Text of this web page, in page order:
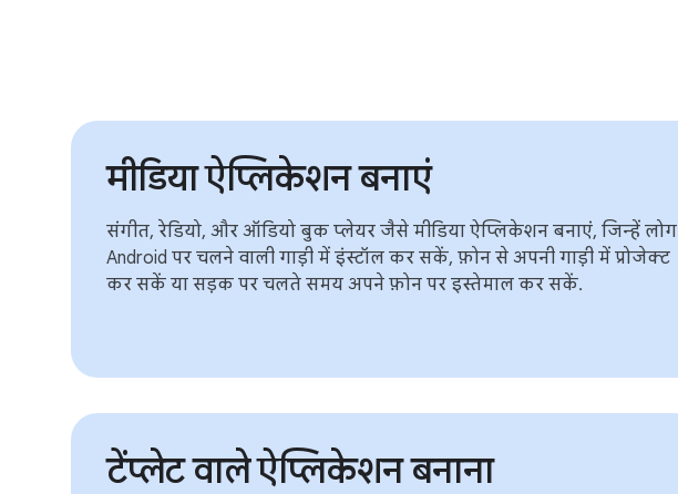
मीडिया ऐप्लिकेशन बनाएं
संगीत, रेडियो, और ऑडियो बुक प्लेयर जैसे मीडिया ऐप्लिकेशन बनाएं, जिन्हें लोग
Android पर चलने वाली गाड़ी में इंस्टॉल कर सकें, फ़ोन से अपनी गाड़ी में प्रोजेक्ट
कर सकें या सड़क पर चलते समय अपने फ़ोन पर इस्तेमाल कर सकें.
टेंप्लेट वाले ऐप्लिकेशन बनाना